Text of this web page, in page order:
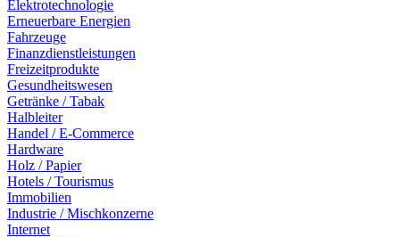
Elektrotechnologie
Erneuerbare Energien
Fahrzeuge
Finanzdienstleistungen
Freizeitprodukte
Gesundheitswesen
Getränke / Tabak
Halbleiter
Handel / E-Commerce
Hardware
Holz / Papier
Hotels / Tourismus
Immobilien
Industrie / Mischkonzerne
Internet